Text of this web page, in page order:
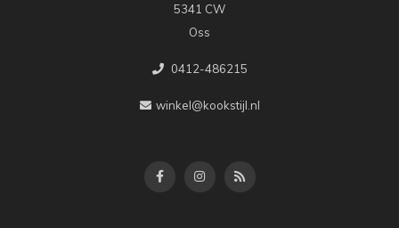
5341 CW
Oss
0412-486215
winkel@kookstijl.nl